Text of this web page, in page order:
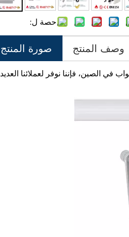
حصة ل:
صورة المنتج وصف المنتج
في الصين، فإننا نوفر لعملائنا العديد